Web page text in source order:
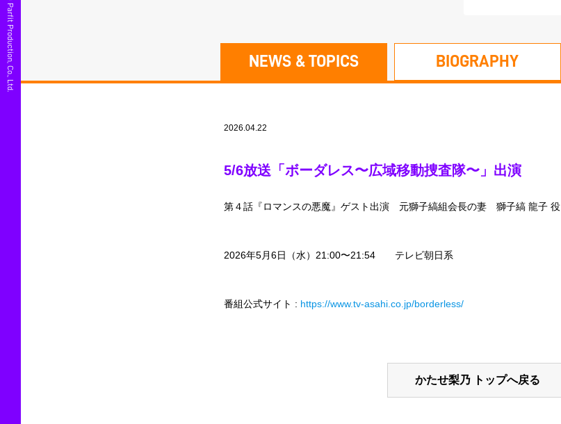
© Parfit Production, Co., Ltd. NEWS & TOPICS BIOGRAPHY
2026.04.22
5/6放送「ボーダレス〜広域移動捜査隊〜」出演
第４話『ロマンスの悪魔』ゲスト出演 元獅子縞組会長の妻 獅子縞 龍子 役
2026年5月6日（水）21:00〜21:54 テレビ朝日系
番組公式サイト : https://www.tv-asahi.co.jp/borderless/
かたせ梨乃 トップへ戻る